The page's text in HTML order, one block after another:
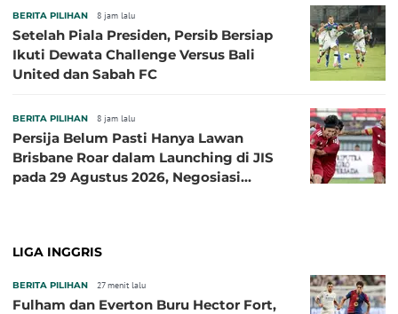
BERITA PILIHAN 8 jam lalu
Setelah Piala Presiden, Persib Bersiap
Ikuti Dewata Challenge Versus Bali
United dan Sabah FC
BERITA PILIHAN 8 jam lalu
Persija Belum Pasti Hanya Lawan
Brisbane Roar dalam Launching di JIS
pada 29 Agustus 2026, Negosiasi
LIGA INGGRIS
BERITA PILIHAN 27 menit lalu
Fulham dan Everton Buru Hector Fort,